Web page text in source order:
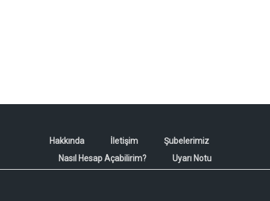
Hakkında İletişim
Şubelerimiz
Nasıl Hesap Açabilirim?
Uyarı Notu